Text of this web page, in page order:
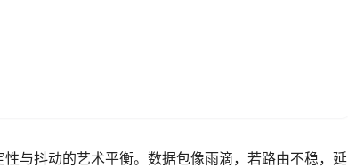
与抖动的艺术平衡。数据包像雨滴，若路由不稳，延